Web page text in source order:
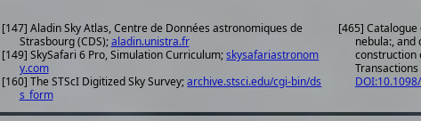
[147] Aladin Sky Atlas, Centre de Données astronomiques de
Strasbourg (CDS);aladin.unistra.fr
[149] SkySafari 6 Pro, Simulation Curriculum;skysafariastronom
y.com
[160] The STScI Digitized Sky Survey;archive.stsci.edu/cgi-bin/ds
s_form
[465]
nebula:, and
construction
Transactions